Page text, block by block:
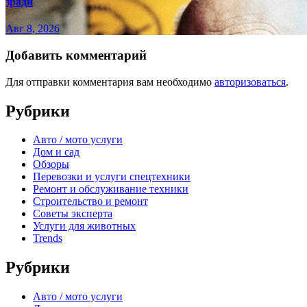
Авг 8, 2026
Добавить комментарий
Для отправки комментария вам необходимо авторизоваться.
Рубрики
Авто / мото услуги
Дом и сад
Обзоры
Перевозки и услуги спецтехники
Ремонт и обслуживание техники
Строительство и ремонт
Советы эксперта
Услуги для животных
Trends
Рубрики
Авто / мото услуги